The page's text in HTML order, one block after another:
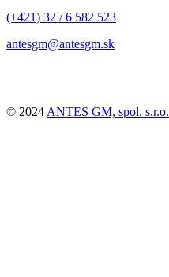
(+421) 32 / 6 582 523
antesgm@antesgm.sk
© 2024 ANTES GM, spol. s.r.o.